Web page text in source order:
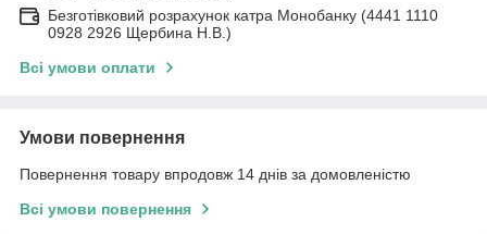
Безготівковий розрахунок катра Монобанку (4441 1110
0928 2926 Щербина Н.В.)
Всі умови оплати
Умови повернення
Повернення товару впродовж 14 днів за домовленістю
Всі умови повернення